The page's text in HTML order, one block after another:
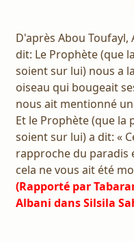
D'après Abou Toufayl,
dit: Le Prophète (que
soient sur lui) nous a
oiseau qui bougeait
nous ait mentionné
Et le Prophète (que la
soient sur lui) a dit: «
rapproche du paradis
cela ne vous ait été
(Rapporté par
Albani dans Silsila